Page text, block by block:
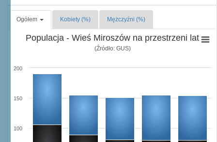
Ogółem Kobiety (%) Mężczyźni (%)
Populacja - Wieś Miroszów na przestrzeni lat
(Źródło: GUS)
100
150
200